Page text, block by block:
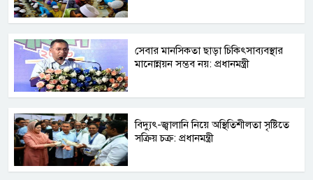
সেবার মানসিকতা ছাড়া চিকিৎসাব্যবস্থার
মানোন্নয়ন সম্ভব নয়: প্রধানমন্ত্রী
বিদ্যুৎ-জ্বালানি নিয়ে অস্থিতিশীলতা সৃষ্টিতে
সক্রিয় চক্র: প্রধানমন্ত্রী